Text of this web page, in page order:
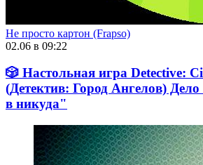
Не просто картон (Frapso)
02.06 в 09:22
🎲 Настольная игра Detective:
(Детектив: Город Ангелов)
в никуда"